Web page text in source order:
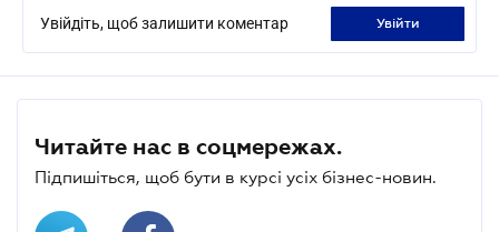
Увійдіть, щоб залишити коментар увійти
Читайте нас в соцмережах.
Підпишіться, щоб бути в курсі усіх бізнес-новин.